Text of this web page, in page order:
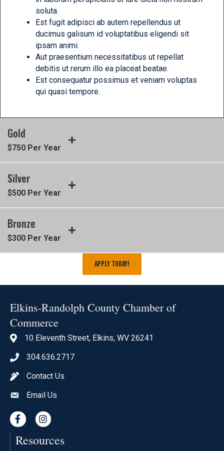
soluta.
Est fugit adipisci ab autem repellendus ut
ducimus galisum id voluptatibus eligendi sit
ipsam animi.
Aut praesentium necessitatibus ut repellat
debitis ut rerum illo ea placeat beatae.
Est consequatur possimus et veniam voluptas
qui quasi tempore.
Gold
$750 Per Year
Silver
$500 Per Year
Bronze
$300 Per Year
Apply Today!
Elkins-Randolph County Chamber of
Commerce
location icon
10 Eleventh Street, Elkins, WV 26241
Phone icon
304.636.2717
pen iconContact Us
envelope icon
Email Us
FacebookInstagram
Resources